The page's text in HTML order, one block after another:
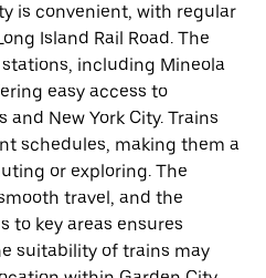
is convenient, with regular
Island Rail Road. The
including Mineola
easy access to
New York City. Trains
schedules, making them a
or exploring. The
travel, and the
to key areas ensures
suitability of trains may